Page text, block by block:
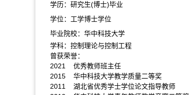
学历：研究生(博士)毕业
学位：工学博士学位
毕业院校：华中科技大学
学科：控制理论与控制工程
曾获荣誉：
2021 优秀教师班主任
2015 华中科技大学教学质量二等奖
2011 湖北省优秀学士学位论文指导教师